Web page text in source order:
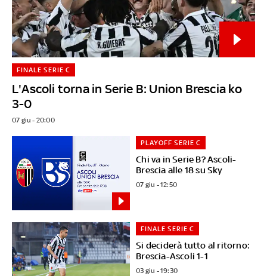
L'Ascoli torna in Serie B: Union Brescia ko
3-0
FINALE SERIE C
07 giu - 20:00
Chi va in Serie B? Ascoli-
Brescia alle 18 su Sky
PLAYOFF SERIE C
07 giu - 12:50
Si deciderà tutto al ritorno:
Brescia-Ascoli 1-1
FINALE SERIE C
03 giu - 19:30